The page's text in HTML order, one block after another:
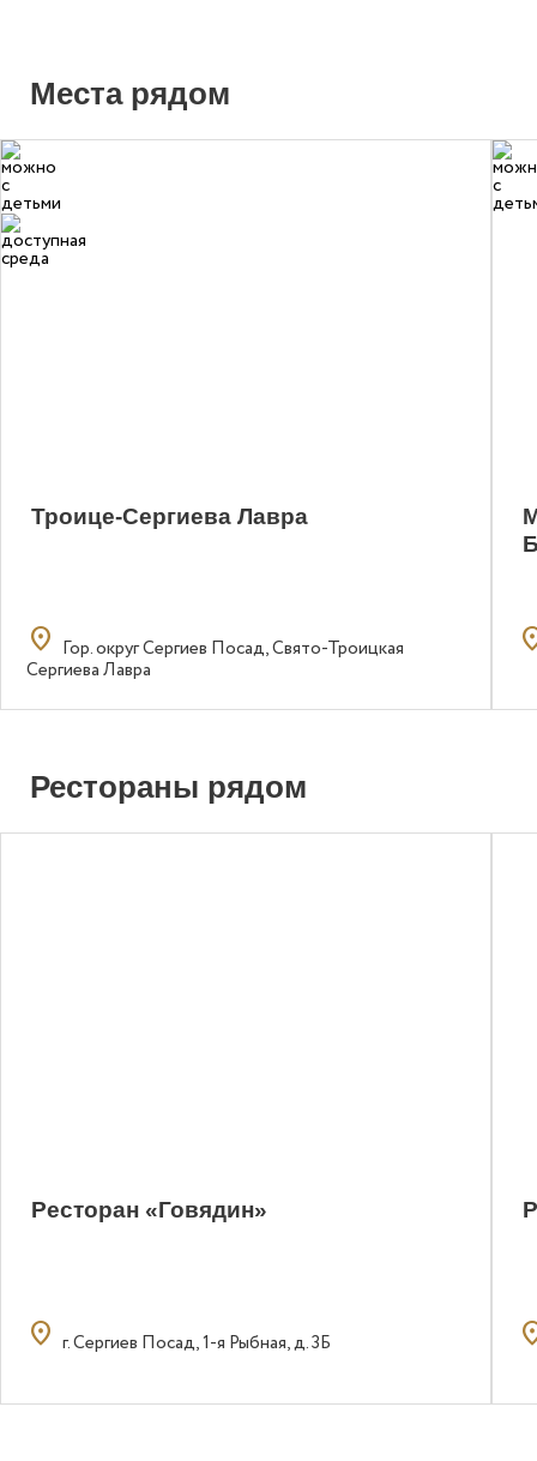
Места рядом
Троице-Сергиева Лавра
location_on Гор. округ Сергиев Посад, Свято-Троицкая
Сергиева Лавра
Рестораны рядом
Ресторан «Говядин»
location_on г. Сергиев Посад, 1-я Рыбная, д. 3Б